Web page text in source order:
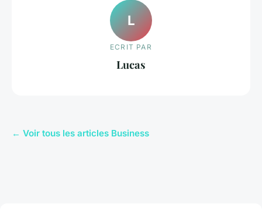
L
ECRIT PAR
Lucas
← Voir tous les articles Business